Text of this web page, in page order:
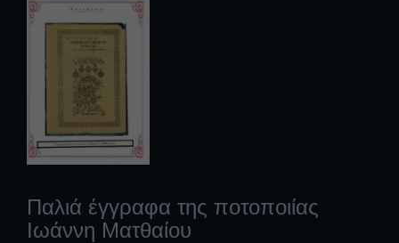
Παλιά έγγραφα της ποτοποιίας
Ιωάννη Ματθαίου